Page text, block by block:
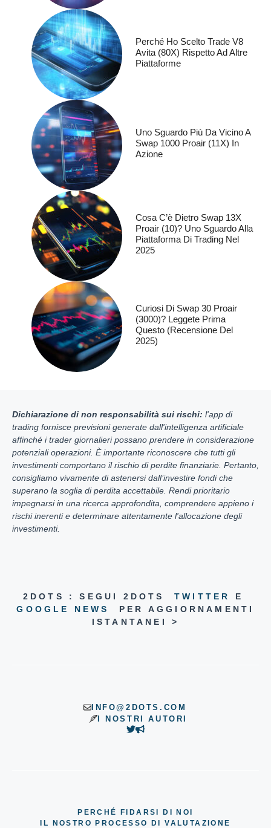
Perché Ho Scelto Trade V8
Avita (80X) Rispetto Ad Altre
Piattaforme
Uno Sguardo Più Da Vicino A
Swap 1000 Proair (11X) In
Azione
Cosa C’è Dietro Swap 13X
Proair (10)? Uno Sguardo Alla
Piattaforma Di Trading Nel
2025
Curiosi Di Swap 30 Proair
(3000)? Leggete Prima
Questo (recensione Del
2025)
Dichiarazione di non responsabilità sui rischi: l'app di
trading fornisce previsioni generate dall'intelligenza artificiale
affinché i trader giornalieri possano prendere in considerazione
potenziali operazioni. È importante riconoscere che tutti gli
investimenti comportano il rischio di perdite finanziarie. Pertanto,
consigliamo vivamente di astenersi dall’investire fondi che
superano la soglia di perdita accettabile. Rendi prioritario
impegnarsi in una ricerca approfondita, comprendere appieno i
rischi inerenti e determinare attentamente l'allocazione degli
investimenti.
2DOTS : SEGUI 2DOTSTWITTER
E
GOOGLE NEWS
PER AGGIORNAMENTI
ISTANTANEI >
INFO@2DOTS.COM
I NOSTRI AUTORI
PERCHÉ FIDARSI DI NOI
IL NOSTRO PROCESSO DI VALUTAZIONE